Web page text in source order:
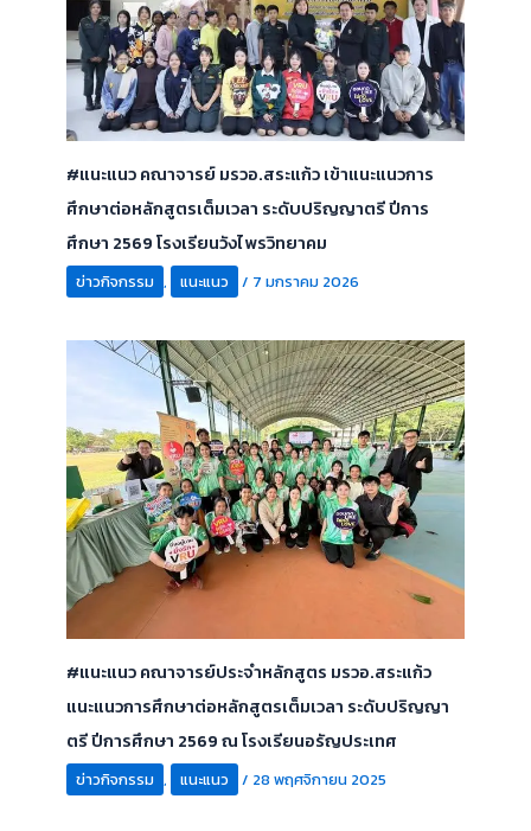
#แนะแนว คณาจารย์ มรวอ.สระแก้ว เข้าแนะแนวการ
ศึกษาต่อหลักสูตรเต็มเวลา ระดับปริญญาตรี ปีการ
ศึกษา 2569 โรงเรียนวังไพรวิทยาคม
ข่าวกิจกรรม , แนะแนว / 7 มกราคม 2026
#แนะแนว คณาจารย์ประจำหลักสูตร มรวอ.สระแก้ว
แนะแนวการศึกษาต่อหลักสูตรเต็มเวลา ระดับปริญญา
ตรี ปีการศึกษา 2569 ณ โรงเรียนอรัญประเทศ
ข่าวกิจกรรม , แนะแนว / 28 พฤศจิกายน 2025